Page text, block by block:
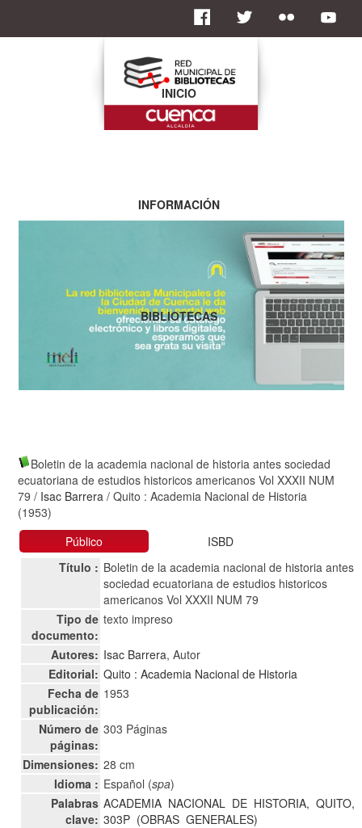
Boletin de la academia nacional de historia antes sociedad
ecuatoriana de estudios historicos americanos Vol XXXII NUM
79 / Isac Barrera / Quito : Academia Nacional de Historia
(1953)
Público
ISBD
Título : Boletin de la academia nacional de historia antes
sociedad ecuatoriana de estudios historicos
americanos Vol XXXII NUM 79
Tipo de
documento:
texto impreso
Autores: Isac Barrera, Autor
Editorial: Quito : Academia Nacional de Historia
Fecha de
publicación:
1953
Número de
páginas:
303 Páginas
Dimensiones: 28 cm
Idioma : Español (spa)
Palabras
clave:
ACADEMIA NACIONAL DE HISTORIA, QUITO,
303P (OBRAS GENERALES)
INICIO
INFORMACIÓN
BIBLIOTECAS